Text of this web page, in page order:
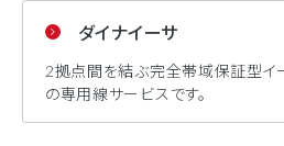
ダイナイーサ
2拠点間を結ぶ完全帯域保証型イ
の専用線サービスです。